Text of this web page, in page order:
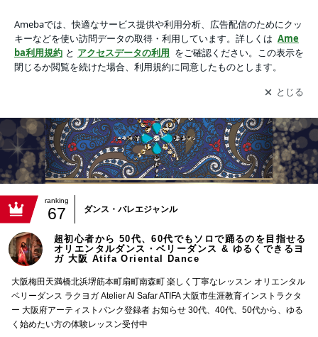
ンタルダンス・ベリーダンス & ゆるくできるヨガ 大阪 Atifa Or
iental Dance
アプリをダウンロードして ブログの更新通知
を受け取りまし
ょう。
開く
ranking
67 ダンス・バレエジャンル
超初心者から 50代、60代でもソロで踊るのを目指せる
オリエンタルダンス・ベリーダンス & ゆるくできるヨ
ガ 大阪 Atifa Oriental Dance
大阪梅田天満橋北浜堺筋本町扇町南森町 楽しく丁寧なレッスン オリエンタル
ベリーダンス ラクヨガ Atelier Al Safar ATIFA 大阪市生涯教育インストラクタ
ー 大阪府アーティストバンク登録者 お知らせ 30代、40代、50代から、ゆる
く始めたい方の体験レッスン受付中